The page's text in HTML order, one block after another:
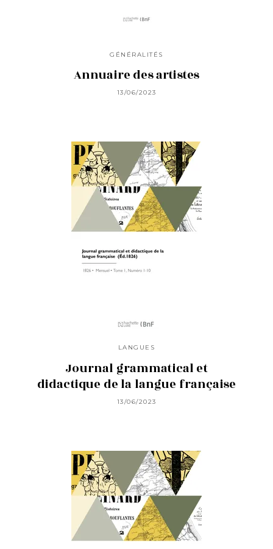
GÉNÉRALITÉS
Annuaire des artistes
13/06/2023
LANGUES
Journal grammatical et
didactique de la langue française
13/06/2023